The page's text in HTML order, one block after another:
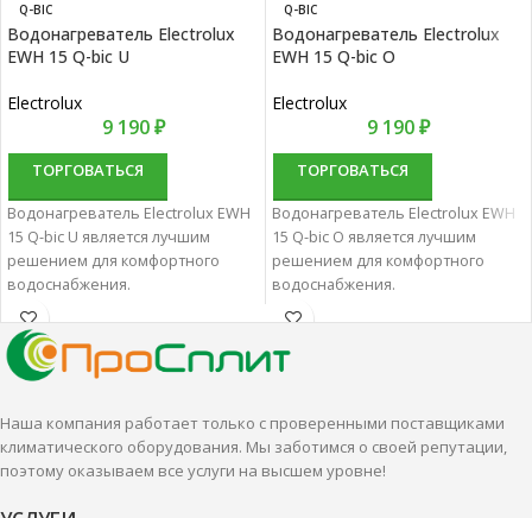
Q-BIC
Водонагреватель Electrolux
EWH 15 Q-bic U
Electrolux
9 190₽
ТОРГОВАТЬСЯ
Водонагреватель Electrolux EWH
15 Q-bic U является лучшим
решением для комфортного
водоснабжения.
Водонагреватели
накопительные характеризуются
отменным качеством и
надежностью.
Q-BIC
Водонагреватель Electrolux
EWH 15 Q-bic O
Electrolux
9 190₽
ТОРГОВАТЬСЯ
Водонагреватель Electrolux EWH
15 Q-bic O является лучшим
решением для комфортного
водоснабжения.
Водонагреватели
отменным качеством и
Наша компания работает только с проверенными поставщиками
климатического оборудования. Мы заботимся о своей репутации,
поэтому оказываем все услуги на высшем уровне!